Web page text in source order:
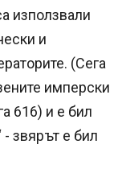
използвали
и
(Сега
имперски
616) и е бил
- звярът е бил